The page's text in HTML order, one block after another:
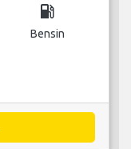
local_gas_station
Bensin